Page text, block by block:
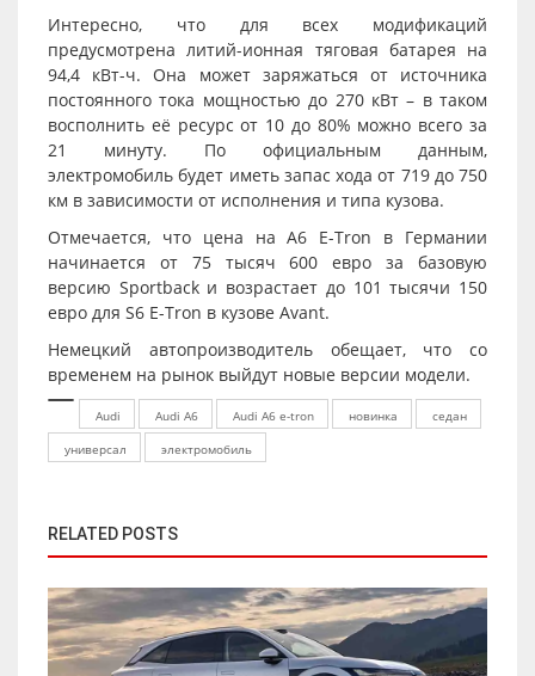
Интересно, что для всех модификаций
предусмотрена литий-ионная тяговая батарея на
94,4 кВт-ч. Она может заряжаться от источника
постоянного тока мощностью до 270 кВт – в таком
восполнить её ресурс от 10 до 80% можно всего за
21 минуту. По официальным данным,
электромобиль будет иметь запас хода от 719 до 750
км в зависимости от исполнения и типа кузова.
Отмечается, что цена на A6 E-Tron в Германии
начинается от 75 тысяч 600 евро за базовую
версию Sportback и возрастает до 101 тысячи 150
евро для S6 E-Tron в кузове Avant.
Немецкий автопроизводитель обещает, что со
временем на рынок выйдут новые версии модели.
Audi Audi A6 Audi A6 e-tron новинка
седан
универсал
электромобиль
RELATED POSTS